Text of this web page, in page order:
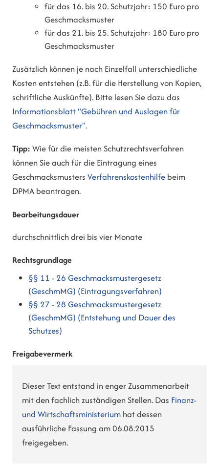
für das 16. bis 20. Schutzjahr: 150 Euro pro
Geschmacksmuster
für das 21. bis 25. Schutzjahr: 180 Euro pro
Geschmacksmuster
Zusätzlich können je nach Einzelfall unterschiedliche
Kosten entstehen (z.B. für die Herstellung von Kopien,
schriftliche Auskünfte). Bitte lesen Sie dazu das
Informationsblatt "Gebühren und Auslagen für
Geschmacksmuster".
Tipp: Wie für die meisten Schutzrechtsverfahren
können Sie auch für die Eintragung eines
Geschmacksmusters Verfahrenskostenhilfe beim
DPMA beantragen.
Bearbeitungsdauer
durchschnittlich drei bis vier Monate
Rechtsgrundlage
§§ 11 - 26 Geschmacksmustergesetz
(GeschmMG) (Eintragungsverfahren)
§§ 27 - 28 Geschmacksmustergesetz
(GeschmMG) (Entstehung und Dauer des
Schutzes)
Freigabevermerk
Dieser Text entstand in enger Zusammenarbeit
mit den fachlich zuständigen Stellen. Das Finanz-
und Wirtschaftsministerium hat dessen
ausführliche Fassung am 06.08.2015
freigegeben.